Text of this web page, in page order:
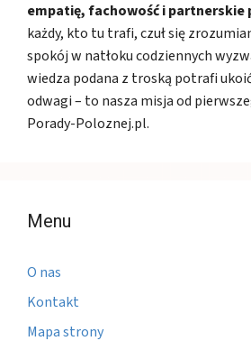
empatię, fachowość i partnerskie
każdy, kto tu trafi, czuł się
spokój w natłoku codziennych
wiedza podana z troską potrafi
odwagi – to nasza misja od
Porady-Poloznej.pl.
Menu
O nas
Kontakt
Mapa strony